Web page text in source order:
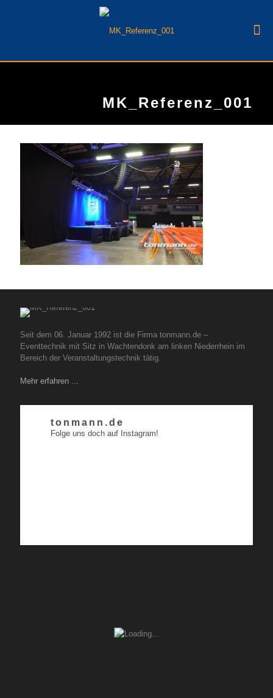
MK_Referenz_001
Seit dem 06. Januar 1992 ist die Firma tonmann.de –
Eventtechnik mit Sitz in Wachtendonk am linken Niederrhein im
Bereich der Veranstaltungstechnik tätig.
Mehr erfahren ...
tonmann.de
Folge uns doch auf Instagram!